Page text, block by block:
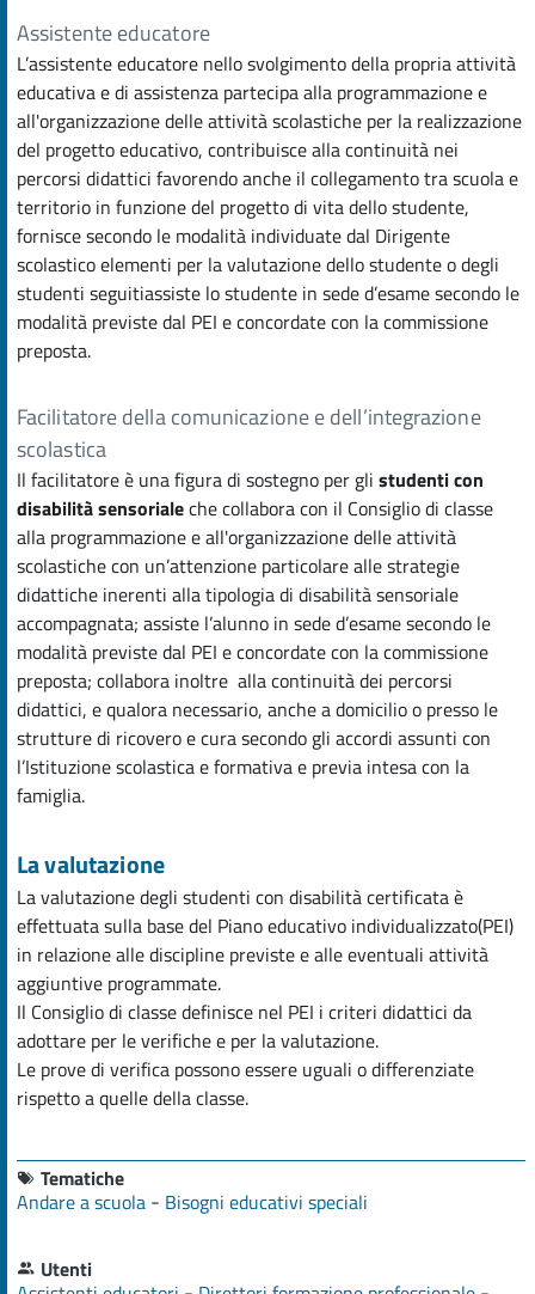
Assistente educatore
L’assistente educatore nello svolgimento della propria attività
educativa e di assistenza partecipa alla programmazione e
all'organizzazione delle attività scolastiche per la realizzazione
del progetto educativo, contribuisce alla continuità nei
percorsi didattici favorendo anche il collegamento tra scuola e
territorio in funzione del progetto di vita dello studente,
fornisce secondo le modalità individuate dal Dirigente
scolastico elementi per la valutazione dello studente o degli
studenti seguitiassiste lo studente in sede d’esame secondo le
modalità previste dal PEI e concordate con la commissione
preposta.
Facilitatore della comunicazione e dell’integrazione
scolastica
Il facilitatore è una figura di sostegno per gli studenti con
disabilità sensorialeche collabora con il Consiglio di classe
alla programmazione e all'organizzazione delle attività
scolastiche con un’attenzione particolare alle strategie
didattiche inerenti alla tipologia di disabilità sensoriale
accompagnata; assiste l’alunno in sede d’esame secondo le
modalità previste dal PEI e concordate con la commissione
preposta; collabora inoltre alla continuità dei percorsi
didattici, e qualora necessario, anche a domicilio o presso le
strutture di ricovero e cura secondo gli accordi assunti con
l’Istituzione scolastica e formativa e previa intesa con la
famiglia.
La valutazione
La valutazione degli studenti con disabilità certificata è
effettuata sulla base del Piano educativo individualizzato(PEI)
in relazione alle discipline previste e alle eventuali attività
aggiuntive programmate.
Il Consiglio di classe definisce nel PEI i criteri didattici da
adottare per le verifiche e per la valutazione.
Le prove di verifica possono essere uguali o differenziate
rispetto a quelle della classe.
Tematiche
Andare a scuola - Bisogni educativi speciali
Utenti